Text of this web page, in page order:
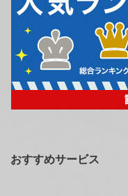
おすすめサービス